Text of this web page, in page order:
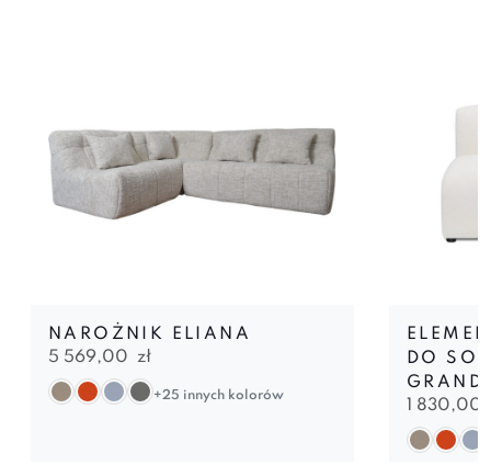
NAROŻNIK ELIANA
5 569,00 zł
+25 innych kolorów
DO
GRAND
1 830,00